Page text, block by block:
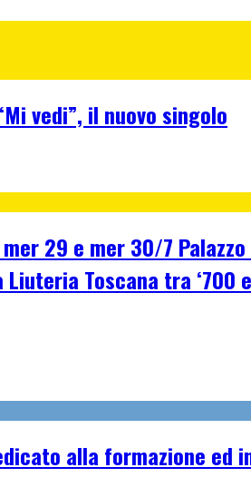
vedi”, il nuovo singolo
mer 29 e mer 30/7
Toscana tra ‘700
alla formazione ed